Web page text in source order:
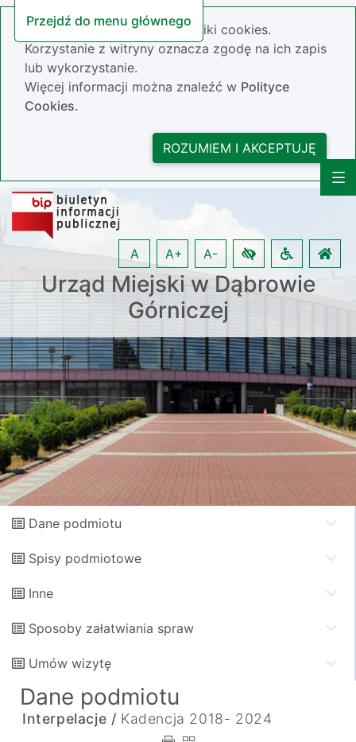
Przejdź do menu głównego
Nasza strona wykorzystuje pliki cookies.
Korzystanie z witryny oznacza zgodę na ich zapis
lub wykorzystanie.
Więcej informacji można znaleźć w Polityce
Cookies.
ROZUMIEM I AKCEPTUJĘ
Urząd Miejski w Dąbrowie
Górniczej
A A+ A-
Dane podmiotu
Spisy podmiotowe
Inne
Sposoby załatwiania spraw
Umów wizytę
Dane podmiotu
Interpelacje / Kadencja 2018- 2024